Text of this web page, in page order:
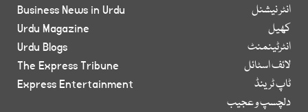
انٹر نیشنل
کھیل
انٹرٹینمنٹ
لائف اسٹائل
ٹاپ ٹرینڈ
دلچسپ و عجیب
Business News in Urdu
Urdu Magazine
Urdu Blogs
The Express Tribune
Express Entertainment